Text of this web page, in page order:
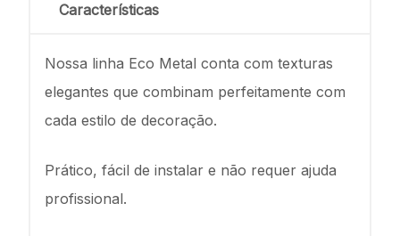
Características
Nossa linha Eco Metal conta com texturas
elegantes que combinam perfeitamente com
cada estilo de decoração.
Prático, fácil de instalar e não requer ajuda
profissional.